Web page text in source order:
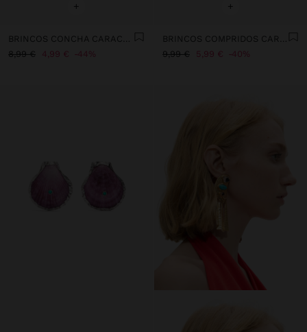
+
BRINCOS CONCHA CARACOL ESPIRAL
8,99 €
4,99 € 44%
+
BRINCOS COMPRIDOS CARACOL ESPIRAL COM CONCHAS
9,99 €
5,99 € 40%